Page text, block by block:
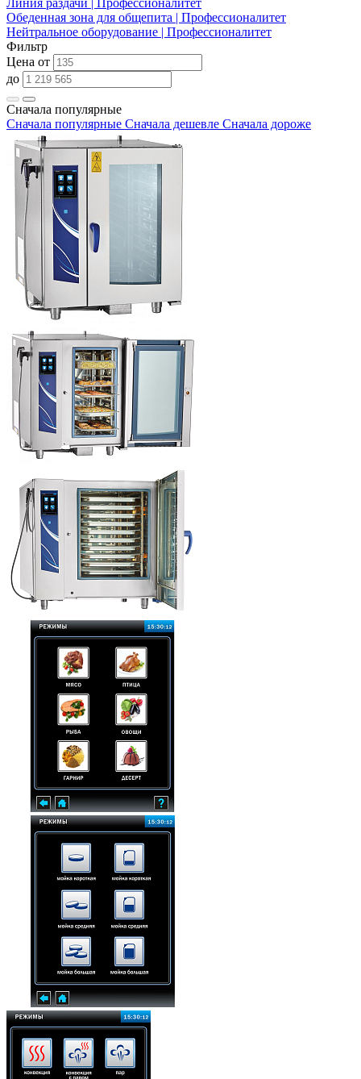
Обеденная зона для общепита | Профессионалитет
Нейтральное оборудование | Профессионалитет
Фильтр
Цена от
до
Сначала популярные
Сначала популярные Сначала дешевле Сначала дороже